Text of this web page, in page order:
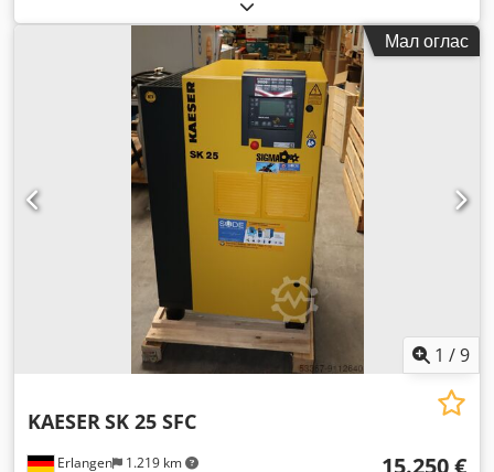
Мал оглас
1 /9
Erlangen 1.219 km
KAESERSK 25 SFC